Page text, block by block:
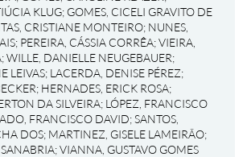
KLUG; GOMES, CICELI GRAVITO DE
CRISTIANE MONTEIRO; NUNES,
; PEREIRA, CÁSSIA CORRÊA;VIEIRA,
;WILLE, DANIELLE NEUGEBAUER;
LEIVAS; LACERDA, DENISE PÉREZ;
; HERNADES, ERICK ROSA;
DA SILVEIRA; LÓPEZ, FRANCISCO
FRANCISCO DAVID;SANTOS,
DOS; MARTINEZ, GISELE LAMEIRÃO;
;VIANNA, GUSTAVO GOMES